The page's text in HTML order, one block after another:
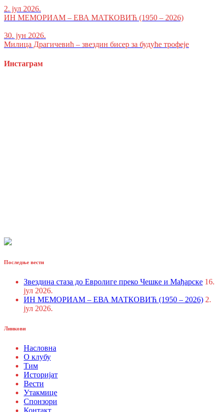
2. јул 2026.
ИН МЕМОРИАМ – ЕВА МАТКОВИЋ (1950 – 2026)
30. јун 2026.
Милица Драгичевић – звездин бисер за будуће трофеје
Инстаграм
Последње вести
Звездина стаза до Евролиге преко Чешке и Мађарске 16.
јул 2026.
ИН МЕМОРИАМ – ЕВА МАТКОВИЋ (1950 – 2026) 2.
јул 2026.
Линкови
Насловна
О клубу
Тим
Историјат
Вести
Утакмице
Спонзори